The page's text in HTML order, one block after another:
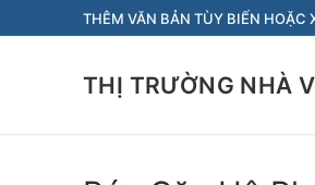
đến
THÊM VĂN BẢN TÙY BIẾN HOẶC
THỊ TRƯỜNG NHÀ